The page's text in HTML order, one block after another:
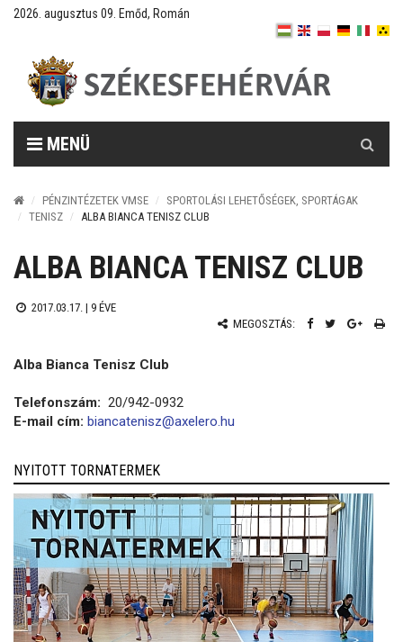
2026. augusztus 09. Emőd, Román
MENÜ
PÉNZINTÉZETEK VMSE
SPORTOLÁSI LEHETŐSÉGEK, SPORTÁGAK
TENISZ
ALBA BIANCA TENISZ CLUB
ALBA BIANCA TENISZ CLUB
2017.03.17. | 9 ÉVE
MEGOSZTÁS:
Alba Bianca Tenisz Club
Telefonszám: 20/942-0932
E-mail cím: biancatenisz@axelero.hu
NYITOTT TORNATERMEK